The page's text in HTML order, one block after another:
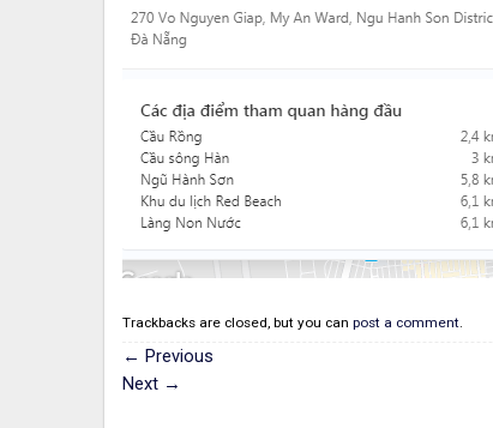
Trackbacks are closed, but you can post a comment.
← Previous
Next →